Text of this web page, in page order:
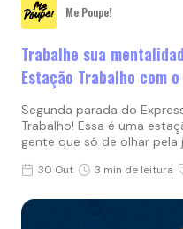
Me Poupe!
Trabalhe sua
Estação Trabalho com
Segunda parada do
Trabalho! Essa é uma
gente que só de olhar pela
30 Out 3 min de leitura